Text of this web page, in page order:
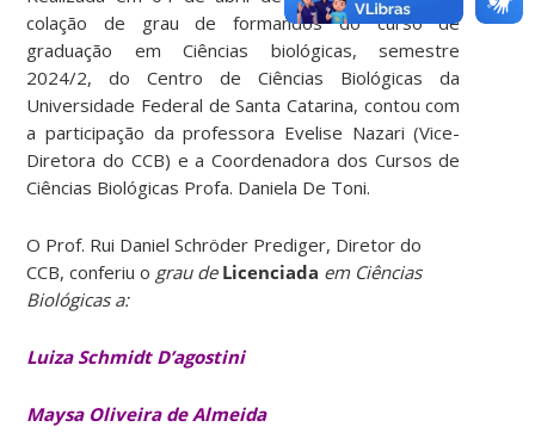
colação de grau de formandos do curso de
graduação em Ciências biológicas, semestre
2024/2, do Centro de Ciências Biológicas da
Universidade Federal de Santa Catarina, contou com
a participação da professora Evelise Nazari (Vice-
Diretora do CCB) e a Coordenadora dos Cursos de
Ciências Biológicas Profa. Daniela De Toni.
O Prof. Rui Daniel Schröder Prediger, Diretor do
CCB, conferiu o grau de Licenciada em Ciências
Biológicas a:
Luiza Schmidt D’agostini
Maysa Oliveira de Almeida